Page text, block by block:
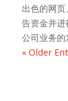
出色的网
告资金并
公司业务的
« Older